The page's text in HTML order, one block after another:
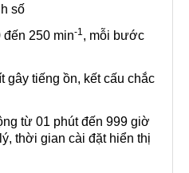
số
đến 250 min-1 , mỗi bước
gây tiếng ồn, kết cấu chắc
từ 01 phút đến 999 giờ
thời gian cài đặt hiển thị